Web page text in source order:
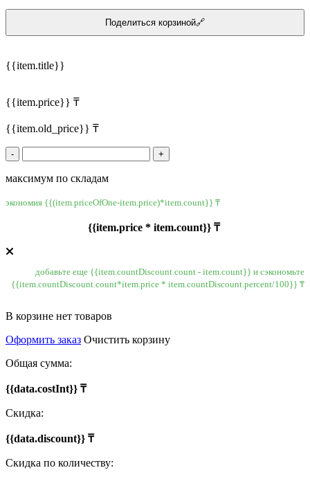
Поделиться корзиной🔗
{{item.title}}
{{item.price}} ₸
{{item.old_price}} ₸
- +
максимум по складам
экономия {{(item.priceOfOne-item.price)*item.count}} ₸
{{item.price * item.count}} ₸
добавьте еще {{item.countDiscount.count - item.count}} и сэкономьте
{{item.countDiscount.count*item.price * item.countDiscount.percent/100}} ₸
В корзине нет товаров
Оформить заказ Очистить корзину
Общая сумма:
{{data.costInt}} ₸
Скидка:
{{data.discount}} ₸
Скидка по количеству: